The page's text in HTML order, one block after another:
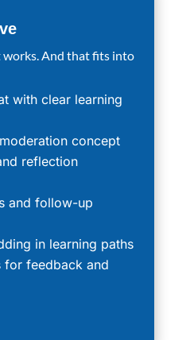
works. And that fits into
with clear learning
concept
reflection
and follow-up
in learning paths
for feedback and